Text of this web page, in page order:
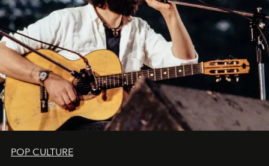
POP CULTURE